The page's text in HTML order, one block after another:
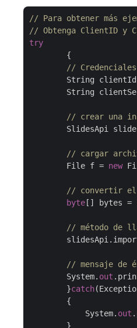
// Para obtener más
// Obtenga ClientID y
try
        {
//
String
String
// crear una
SlidesApi
// cargar
        File f =
new
// convertir el
byte [] bytes =
// método de
// mensaje de
        System.
out
	}
catch
	    System.
out